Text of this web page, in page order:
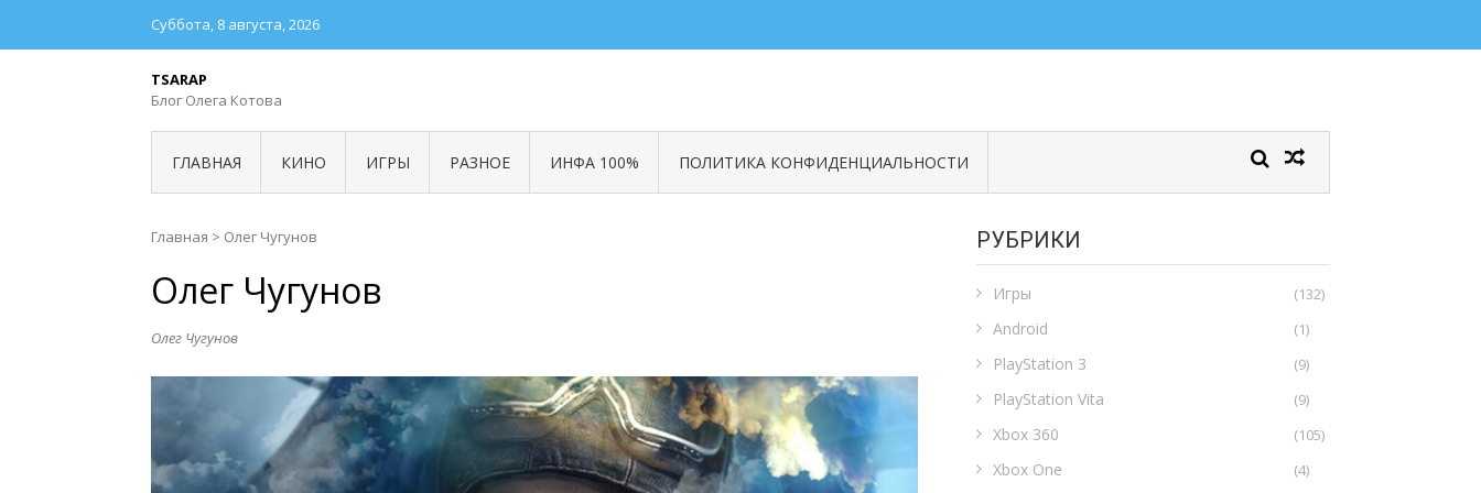
Суббота, 8 августа, 2026
TSARAP
Блог Олега Котова
ГЛАВНАЯ КИНО ИГРЫ РАЗНОЕ ИНФА 100% ПОЛИТИКА КОНФИДЕНЦИАЛЬНОСТИ
Главная > Олег Чугунов
Олег Чугунов
Олег Чугунов
РУБРИКИ
Игры (132)
Android (1)
PlayStation 3 (9)
PlayStation Vita (9)
Xbox 360 (105)
Xbox One (4)